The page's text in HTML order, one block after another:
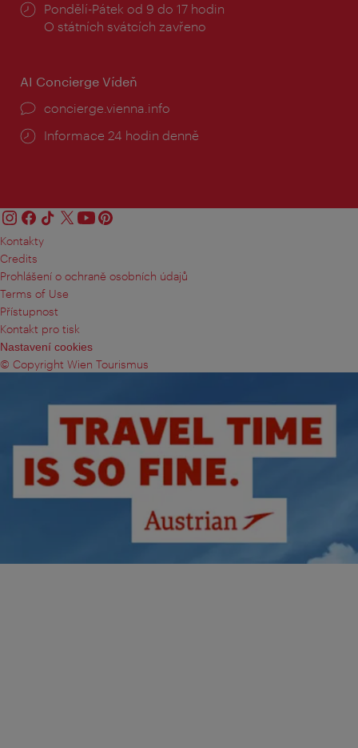
Provozní
doba:
Pondělí-Pátek od 9 do 17 hodin
O státních svátcích zavřeno
AI Concierge Vídeň
concierge.vienna.info
Informace 24 hodin denně
Kontakty
Credits
Prohlášení o ochraně osobních údajů
Terms of Use
Přístupnost
Kontakt pro tisk
Nastavení cookies
© Copyright Wien Tourismus